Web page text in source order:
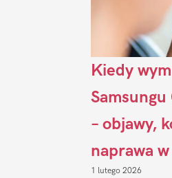
Kiedy
– objawy,
naprawa
1 lutego 2026